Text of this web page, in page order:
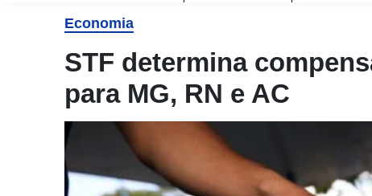
Economia
STF determina
para MG, RN e AC